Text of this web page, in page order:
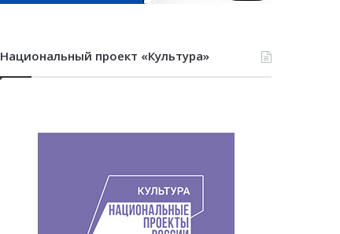
Национальный проект «Культура»